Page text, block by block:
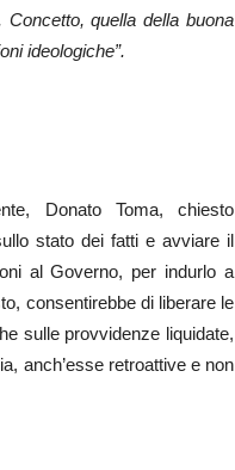
quella della buona
ideologiche”.
Donato Toma, chiesto
stato dei fatti e avviare il
al Governo, per indurlo a
consentirebbe di liberare le
sulle provvidenze liquidate,
anch’esse retroattive e non